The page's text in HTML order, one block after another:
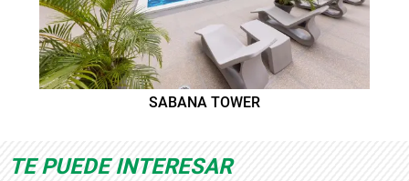
SABANA TOWER
TE PUEDE INTERESAR